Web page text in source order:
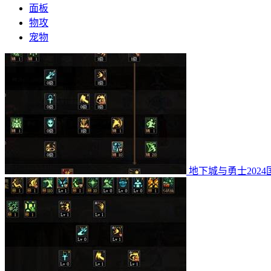
面板
物攻
宠物
地下城与勇士2024